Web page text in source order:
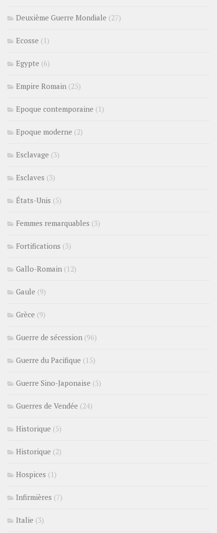
Deuxième Guerre Mondiale (27)
Ecosse (1)
Egypte (6)
Empire Romain (25)
Epoque contemporaine (1)
Epoque moderne (2)
Esclavage (3)
Esclaves (3)
États-Unis (5)
Femmes remarquables (3)
Fortifications (3)
Gallo-Romain (12)
Gaule (9)
Grèce (9)
Guerre de sécession (96)
Guerre du Pacifique (15)
Guerre Sino-Japonaise (5)
Guerres de Vendée (24)
Historique (5)
Historique (2)
Hospices (1)
Infirmières (7)
Italie (3)